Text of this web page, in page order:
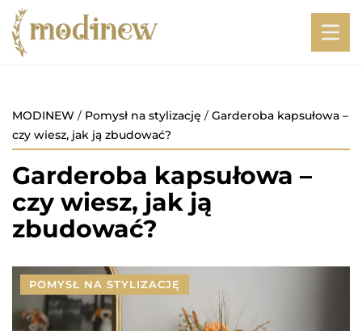
MODINEW / Pomysł na stylizację / Garderoba kapsułowa –
czy wiesz, jak ją zbudować?
Garderoba kapsułowa –
czy wiesz, jak ją
zbudować?
POMYSŁ NA STYLIZACJĘ